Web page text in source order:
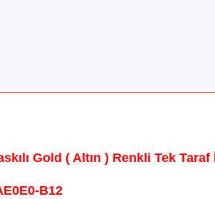
Gold ( Altın ) Renkli Tek
B12